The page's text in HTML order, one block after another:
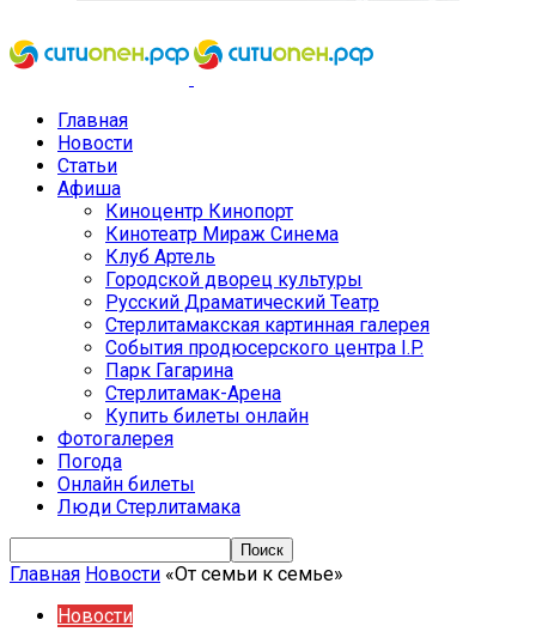
Главная
Новости
Статьи
Афиша
Киноцентр Кинопорт
Кинотеатр Мираж Синема
Клуб Артель
Городской дворец культуры
Русский Драматический Театр
Стерлитамакская картинная галерея
События продюсерского центра I.P.
Парк Гагарина
Стерлитамак-Арена
Купить билеты онлайн
Фотогалерея
Погода
Онлайн билеты
Люди Стерлитамака
Главная Новости «От семьи к семье»
Новости